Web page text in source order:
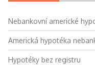
Nebankovní americké
Americká hypotéka
Hypotéky bez registru